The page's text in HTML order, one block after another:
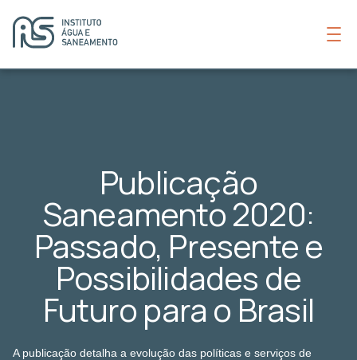
Publicação
Saneamento 2020:
Passado, Presente e
Possibilidades de
Futuro para o Brasil
A publicação detalha a evolução das políticas e serviços de